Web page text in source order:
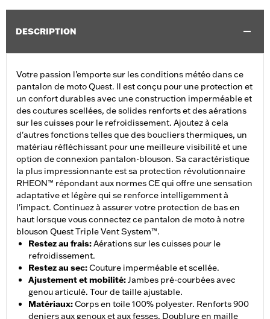
DESCRIPTION
Votre passion l’emporte sur les conditions météo dans ce
pantalon de moto Quest. Il est conçu pour une protection et
un confort durables avec une construction imperméable et
des coutures scellées, de solides renforts et des aérations
sur les cuisses pour le refroidissement. Ajoutez à cela
d'autres fonctions telles que des boucliers thermiques, un
matériau réfléchissant pour une meilleure visibilité et une
option de connexion pantalon-blouson. Sa caractéristique
la plus impressionnante est sa protection révolutionnaire
RHEON™ répondant aux normes CE qui offre une sensation
adaptative et légère qui se renforce intelligemment à
l'impact. Continuez à assurer votre protection de bas en
haut lorsque vous connectez ce pantalon de moto à notre
blouson Quest Triple Vent System™.
Restez au frais:Aérations sur les cuisses pour le
refroidissement.
Restez au sec:Couture imperméable et scellée.
Ajustement et mobilité:Jambes pré-courbées avec
genou articulé. Tour de taille ajustable.
Matériaux:Corps en toile 100% polyester. Renforts 900
deniers aux genoux et aux fesses. Doublure en maille